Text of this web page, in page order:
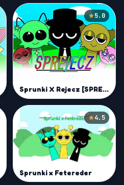
5.0
Sprunki X Rejecz [SPREJECZ]
4.5
Sprunki x Fetereder